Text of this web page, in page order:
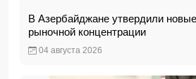
В Азербайджане утвердили
рыночной концентрации
04 августа 2026